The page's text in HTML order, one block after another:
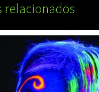
relacionados